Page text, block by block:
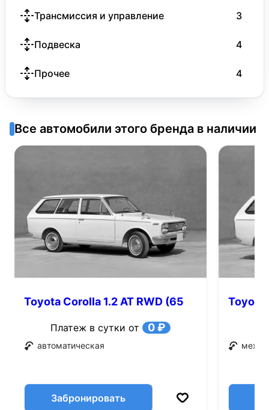
Трансмиссия и управление 3
Подвеска 4
Прочее 4
Все автомобили этого бренда в наличии
Toyota Corolla 1.2 AT RWD (65
Платеж в сутки от 0 ₽
автоматическая
Забронировать
Toyota